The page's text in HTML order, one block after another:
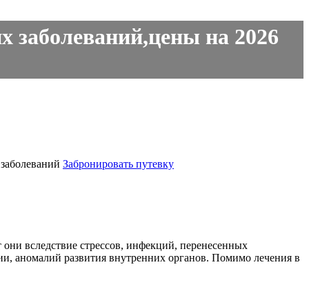
заболеваний,цены на 2026
Забронировать путевку
вследствие стрессов, инфекций, перенесенных
аномалий развития внутренних органов. Помимо лечения в